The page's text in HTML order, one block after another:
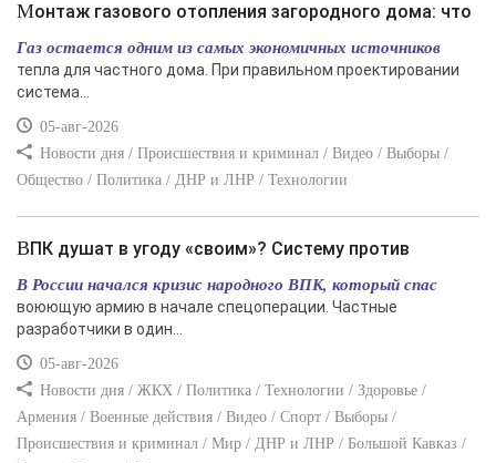
Монтаж газового отопления загородного дома: что
Газ остается одним из самых экономичных источников
тепла для частного дома. При правильном проектировании
система...
05-авг-2026
Новости дня / Происшествия и криминал / Видео / Выборы /
Общество / Политика / ДНР и ЛНР / Технологии
ВПК душат в угоду «своим»? Систему против
В России начался кризис народного ВПК, который спас
воюющую армию в начале спецоперации. Частные
разработчики в один...
05-авг-2026
Новости дня / ЖКХ / Политика / Технологии / Здоровье /
Армения / Военные действия / Видео / Спорт / Выборы /
Происшествия и криминал / Мир / ДНР и ЛНР / Большой Кавказ /